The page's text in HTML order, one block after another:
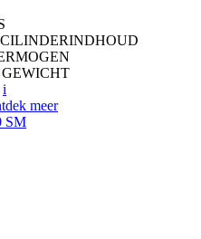
CILINDERINDHOUD
GEWICHT
i
meer
SM